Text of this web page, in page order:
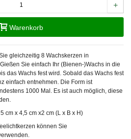
+
Warenkorb
gleichzeitig 8 Wachskerzen in
Sie einfach Ihr (Bienen-)Wachs in die
das Wachs fest wird. Sobald das Wachs fest
einfach entnehmen. Die Form ist
1000 Mal. Es ist auch möglich, diese
5 cm x 4,5 cm x2 cm (L x B x H)
können Sie